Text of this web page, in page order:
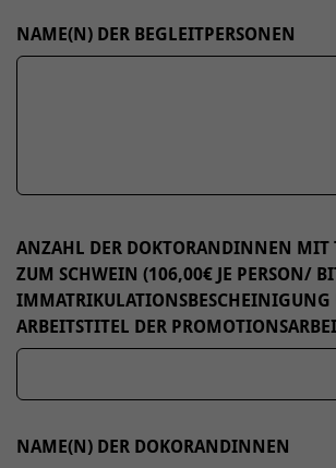
NAME(N) DER BEGLEITPERSONEN
ANZAHL DER DOKTORANDINNEN MIT
ZUM SCHWEIN (106,00€ JE PERSON/
IMMATRIKULATIONSBESCHEINIGUNG
ARBEITSTITEL DER
NAME(N) DER DOKORANDINNEN